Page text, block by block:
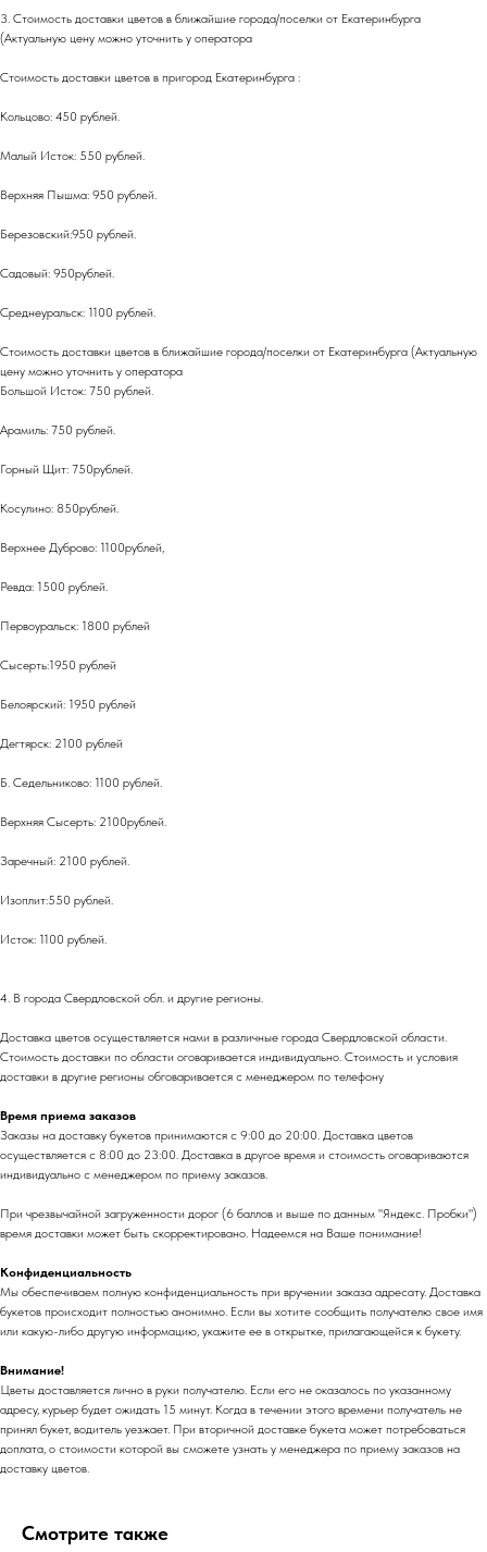
3. Стоимость доставки цветов в ближайшие города/поселки от Екатеринбурга
(Актуальную цену можно уточнить у оператора
Стоимость доставки цветов в пригород Екатеринбурга :
Кольцово: 450 рублей.
Малый Исток: 550 рублей.
Верхняя Пышма: 950 рублей.
Березовский:950 рублей.
Садовый: 950рублей.
Среднеуральск: 1100 рублей.
Стоимость доставки цветов в ближайшие города/поселки от Екатеринбурга (Актуальную
цену можно уточнить у оператора
Большой Исток: 750 рублей.
Арамиль: 750 рублей.
Горный Щит: 750рублей.
Косулино: 850рублей.
Верхнее Дуброво: 1100рублей,
Ревда: 1500 рублей.
Первоуральск: 1800 рублей
Сысерть:1950 рублей
Белоярский: 1950 рублей
Дегтярск: 2100 рублей
Б. Седельниково: 1100 рублей.
Верхняя Сысерть: 2100рублей.
Заречный: 2100 рублей.
Изоплит:550 рублей.
Исток: 1100 рублей.
4. В города Свердловской обл. и другие регионы.
Доставка цветов осуществляется нами в различные города Свердловской области.
Стоимость доставки по области оговаривается индивидуально. Стоимость и условия
доставки в другие регионы обговаривается с менеджером по телефону
Время приема заказов
Заказы на доставку букетов принимаются с 9:00 до 20:00. Доставка цветов
осуществляется с 8:00 до 23:00. Доставка в другое время и стоимость оговариваются
индивидуально с менеджером по приему заказов.
При чрезвычайной загруженности дорог (6 баллов и выше по данным "Яндекс. Пробки")
время доставки может быть скорректировано. Надеемся на Ваше понимание!
Конфиденциальность
Мы обеспечиваем полную конфиденциальность при вручении заказа адресату. Доставка
букетов происходит полностью анонимно. Если вы хотите сообщить получателю свое имя
или какую-либо другую информацию, укажите ее в открытке, прилагающейся к букету.
Внимание!
Цветы доставляется лично в руки получателю. Если его не оказалось по указанному
адресу, курьер будет ожидать 15 минут. Когда в течении этого времени получатель не
принял букет, водитель уезжает. При вторичной доставке букета может потребоваться
доплата, о стоимости которой вы сможете узнать у менеджера по приему заказов на
доставку цветов.
Смотрите также